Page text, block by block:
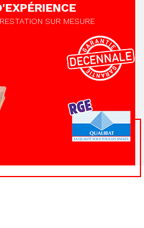
SUR MESURE